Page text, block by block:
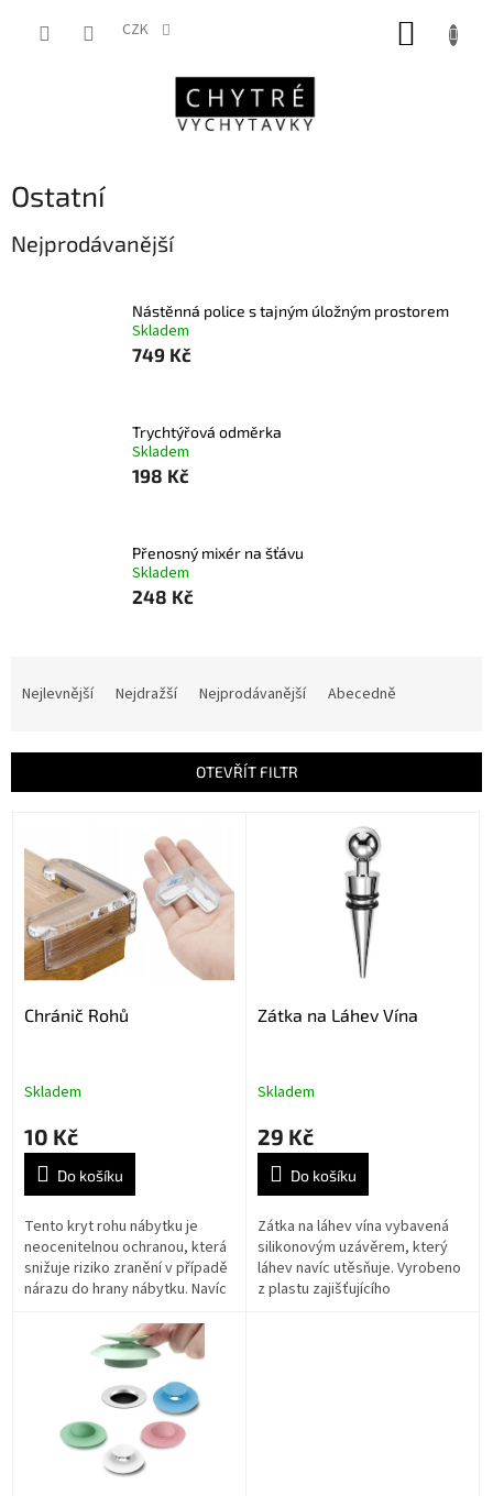
CZK
Ostatní
Nejprodávanější
Nástěnná police s tajným úložným prostorem
Skladem
749 Kč
Trychtýřová odměrka
Skladem
198 Kč
Přenosný mixér na šťávu
Skladem
248 Kč
í
Nejlevnější Nejdražší Nejprodávanější Abecedně
OTEVŘÍT FILTR
Chránič Rohů
Skladem
10 Kč
Do košíku
Tento kryt rohu nábytku je
neocenitelnou ochranou, která
snižuje riziko zranění v případě
nárazu do hrany nábytku. Navíc
před poškozením. Díky...
Zátka na Láhev Vína
Skladem
29 Kč
Do košíku
Zátka na láhev vína vybavená
silikonovým uzávěrem, který
láhev navíc utěsňuje. Vyrobeno
z plastu zajišťujícího